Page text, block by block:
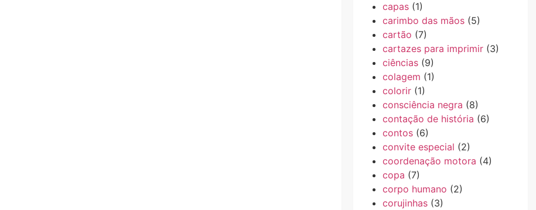
capas(1)
carimbo das mãos(5)
cartão (7)
cartazes para imprimir(3)
ciências(9)
colagem (1)
colorir(1)
consciência negra (8)
contação de história (6)
contos(6)
convite especial (2)
coordenação motora (4)
copa (7)
corpo humano (2)
corujinhas(3)